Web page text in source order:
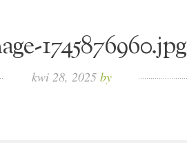
1745876960.jpg
kwi 28, 2025 by